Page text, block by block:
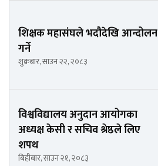
शिक्षक महासंघले भदौदेखि आन्दोलन
गर्ने
शुक्रबार, साउन २२, २०८३
विश्वविद्यालय अनुदान आयोगका
अध्यक्ष केसी र सचिव श्रेष्ठले लिए
शपथ
बिहीबार, साउन २१, २०८३